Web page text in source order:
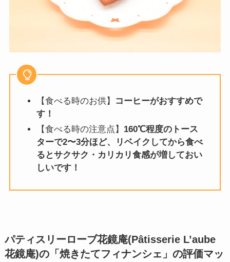
【食べる時のお供】
コーヒーがおすすめで
す！
【食べる時の注意点】 160℃程度のトース
ターで2〜3分ほど、リベイクしてから食べ
るとサクサク・カリカリ食感が増しておい
しいです！
パティスリーローブ花鏡庵(Pâtisserie L’aube
花鏡庵)の「焼きたてフィナンシェ」 の評価マッ